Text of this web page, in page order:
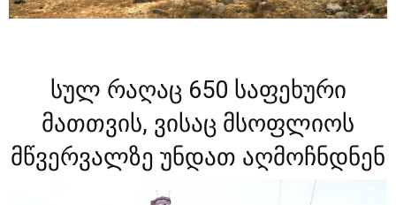
სულ რაღაც 650 საფეხური
მათთვის, ვისაც მსოფლიოს
მწვერვალზე უნდათ აღმოჩნდნენ